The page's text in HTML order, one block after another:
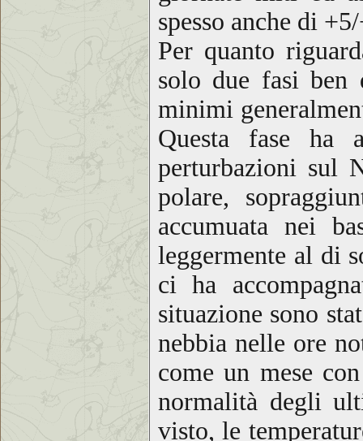
spesso anche di
Per quanto
solo due fasi ben
minimi
Questa fase ha
perturbazioni sul
polare,
accumuata nei
leggermente al di
ci ha
situazione sono
nebbia nelle ore
come un mese
normalità degli
visto, le